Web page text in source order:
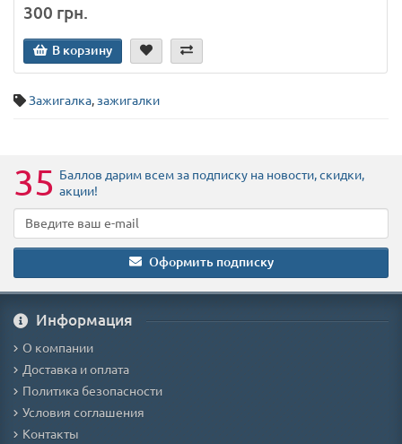
300 грн.
В корзину
Зажигалка, зажигалки
35 Баллов дарим всем за подписку на новости, скидки,
акции!
Оформить подписку
Информация
О компании
Доставка и оплата
Политика безопасности
Условия соглашения
Контакты